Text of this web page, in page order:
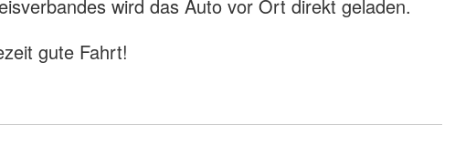
wird das Auto vor Ort direkt geladen.
gute Fahrt!